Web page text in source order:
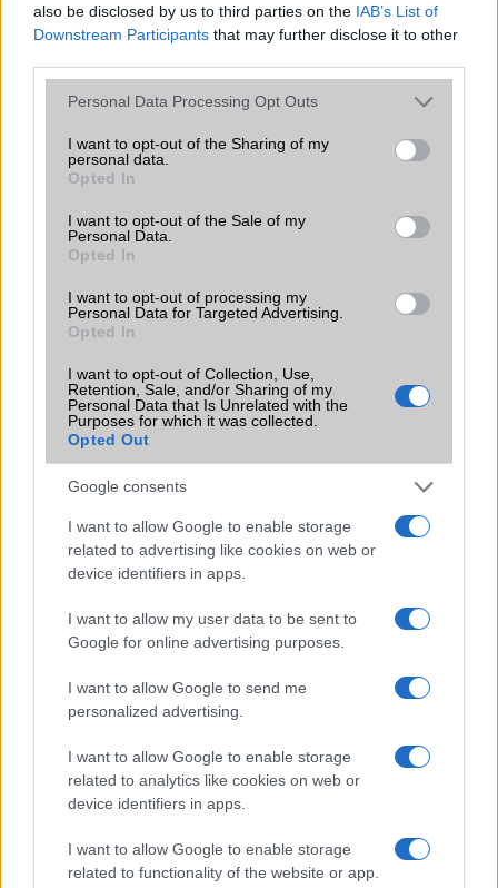
also be disclosed by us to third parties on the IAB’s List of
Downstream Participants that may further disclose it to other
Please note that this website/app uses one or more Google
not limited to your visit or usage behaviour. You may click to
grant or deny consent to Google and its third-party tags to
use your data for below specified purposes in below Google
consent section.
Personal Data Processing Opt Outs
I want to opt-out of the Sharing of my
personal data.
Opted In
I want to opt-out of the Sale of my
Personal Data.
Opted In
I want to opt-out of processing my
Personal Data for Targeted Advertising.
Opted In
I want to opt-out of Collection, Use,
Retention, Sale, and/or Sharing of my
Personal Data that Is Unrelated with the
Purposes for which it was collected.
Opted Out
Google consents
I want to allow Google to enable storage
related to advertising like cookies on web or
device identifiers in apps.
I want to allow my user data to be sent to
Google for online advertising purposes.
I want to allow Google to send me
personalized advertising.
I want to allow Google to enable storage
related to analytics like cookies on web or
device identifiers in apps.
I want to allow Google to enable storage
related to functionality of the website or app.
SIM típus eSIM
Flight mode Van
Terület Globális
Funkciók
Brand
Max - valamilyen szempontból
kiemelkedõ változat (ez lehet
Védelem IP69k
Limited Edition
SAR
Nincs publikus adat!
N/A = Nincs adat. Legutóbbi frissítés: 2026-07-13 19:00:00
Xiaomi 15
Euro Gsm